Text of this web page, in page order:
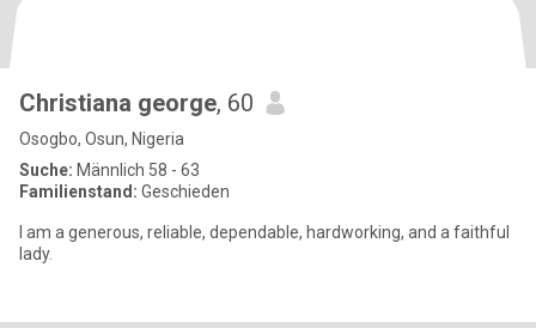
Christiana george, 60
Osogbo, Osun, Nigeria
Suche: Männlich 58 - 63
Familienstand: Geschieden
I am a generous, reliable, dependable, hardworking, and a faithful
lady.